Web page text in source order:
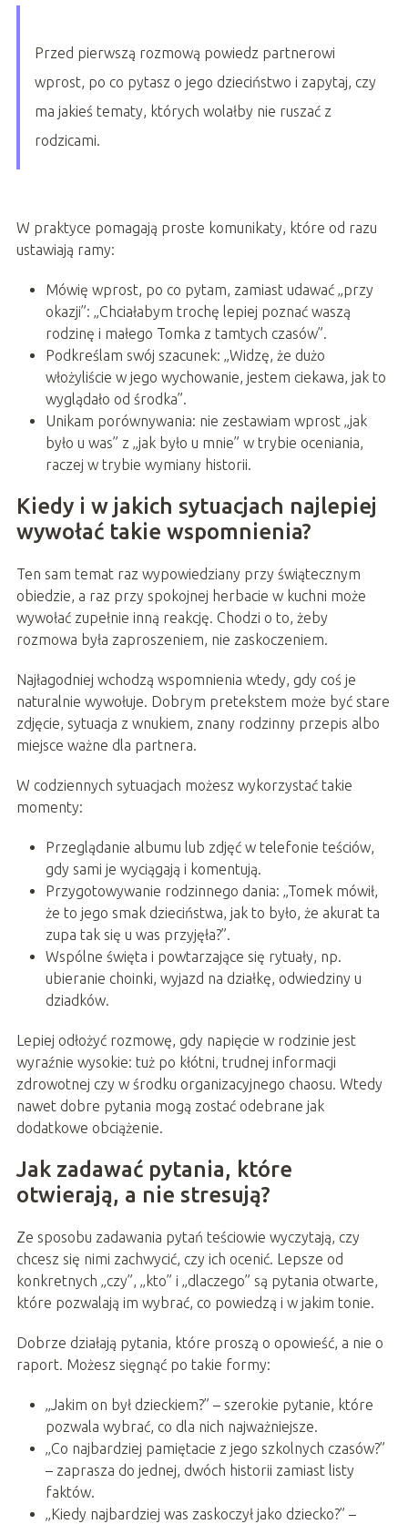
Przed pierwszą rozmową powiedz partnerowi
wprost, po co pytasz o jego dzieciństwo i zapytaj, czy
ma jakieś tematy, których wolałby nie ruszać z
rodzicami.
W praktyce pomagają proste komunikaty, które od razu
ustawiają ramy:
Mówię wprost, po co pytam, zamiast udawać „przy
okazji”: „Chciałabym trochę lepiej poznać waszą
rodzinę i małego Tomka z tamtych czasów”.
Podkreślam swój szacunek: „Widzę, że dużo
włożyliście w jego wychowanie, jestem ciekawa, jak to
wyglądało od środka”.
Unikam porównywania: nie zestawiam wprost „jak
było u was” z „jak było u mnie” w trybie oceniania,
raczej w trybie wymiany historii.
Kiedy i w jakich sytuacjach najlepiej
wywołać takie wspomnienia?
Ten sam temat raz wypowiedziany przy świątecznym
obiedzie, a raz przy spokojnej herbacie w kuchni może
wywołać zupełnie inną reakcję. Chodzi o to, żeby
rozmowa była zaproszeniem, nie zaskoczeniem.
Najłagodniej wchodzą wspomnienia wtedy, gdy coś je
naturalnie wywołuje. Dobrym pretekstem może być stare
zdjęcie, sytuacja z wnukiem, znany rodzinny przepis albo
miejsce ważne dla partnera.
W codziennych sytuacjach możesz wykorzystać takie
momenty:
Przeglądanie albumu lub zdjęć w telefonie teściów,
gdy sami je wyciągają i komentują.
Przygotowywanie rodzinnego dania: „Tomek mówił,
że to jego smak dzieciństwa, jak to było, że akurat ta
zupa tak się u was przyjęła?”.
Wspólne święta i powtarzające się rytuały, np.
ubieranie choinki, wyjazd na działkę, odwiedziny u
dziadków.
Lepiej odłożyć rozmowę, gdy napięcie w rodzinie jest
wyraźnie wysokie: tuż po kłótni, trudnej informacji
zdrowotnej czy w środku organizacyjnego chaosu. Wtedy
nawet dobre pytania mogą zostać odebrane jak
dodatkowe obciążenie.
Jak zadawać pytania, które
otwierają, a nie stresują?
Ze sposobu zadawania pytań teściowie wyczytają, czy
chcesz się nimi zachwycić, czy ich ocenić. Lepsze od
konkretnych „czy”, „kto” i „dlaczego” są pytania otwarte,
które pozwalają im wybrać, co powiedzą i w jakim tonie.
Dobrze działają pytania, które proszą o opowieść, a nie o
raport. Możesz sięgnąć po takie formy:
„Jakim on był dzieckiem?” – szerokie pytanie, które
pozwala wybrać, co dla nich najważniejsze.
„Co najbardziej pamiętacie z jego szkolnych czasów?”
– zaprasza do jednej, dwóch historii zamiast listy
faktów.
„Kiedy najbardziej was zaskoczył jako dziecko?” –